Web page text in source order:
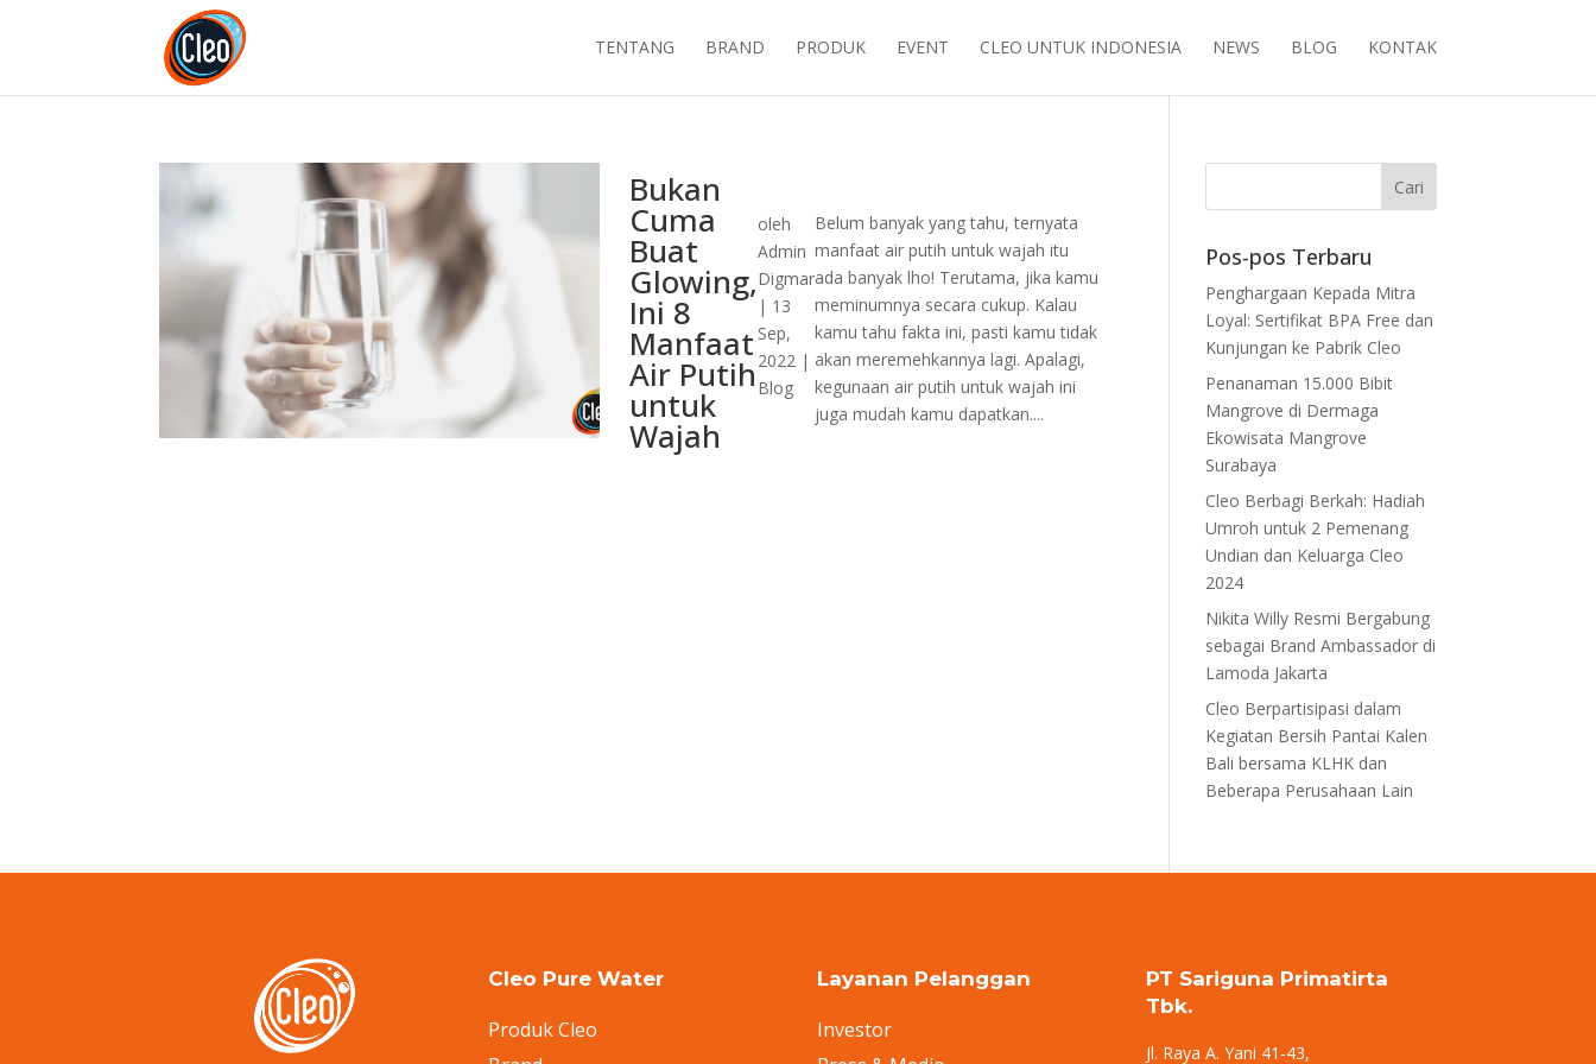
TENTANG BRAND PRODUK EVENT CLEO UNTUK INDONESIA NEWS BLOG KONTAK
Bukan
Cuma
Buat
Glowing,
Ini 8
Manfaat
Air Putih
untuk
Wajah
oleh
Admin
Digmar
| 13
Sep,
2022 |
Blog
Belum banyak yang tahu, ternyata
manfaat air putih untuk wajah itu
ada banyak lho! Terutama, jika kamu
meminumnya secara cukup. Kalau
kamu tahu fakta ini, pasti kamu tidak
akan meremehkannya lagi. Apalagi,
kegunaan air putih untuk wajah ini
juga mudah kamu dapatkan....
Pos-pos Terbaru
Penghargaan Kepada Mitra
Loyal: Sertifikat BPA Free dan
Kunjungan ke Pabrik Cleo
Penanaman 15.000 Bibit
Mangrove di Dermaga
Ekowisata Mangrove
Surabaya
Cleo Berbagi Berkah: Hadiah
Umroh untuk 2 Pemenang
Undian dan Keluarga Cleo
2024
Nikita Willy Resmi Bergabung
sebagai Brand Ambassador di
Lamoda Jakarta
Cleo Berpartisipasi dalam
Kegiatan Bersih Pantai Kalen
Bali bersama KLHK dan
Beberapa Perusahaan Lain
Cleo Pure Water
Produk Cleo
Layanan Pelanggan
Investor
PT Sariguna Primatirta
Tbk.
Jl. Raya A. Yani 41-43,